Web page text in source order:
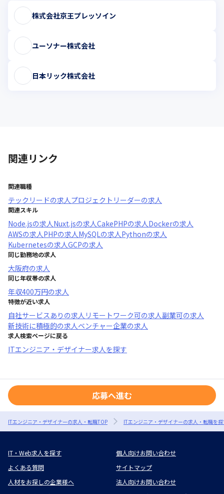
株式会社京王プレッソイン
ユーソナー株式会社
日本リック株式会社
関連リンク
関連職種
テックリードの求人プロジェクトリーダーの求人
関連スキル
Node.jsの求人Nuxt.jsの求人CakePHPの求人Dockerの求人
AWSの求人PHPの求人MySQLの求人Pythonの求人
Kubernetesの求人GCPの求人
同じ勤務地の求人
大阪府の求人
同じ年収帯の求人
年収400万円の求人
特徴が近い求人
自社サービスあり の求人 リモートワーク可の求人副業可の求人
新技術に積極的の求人ベンチャー企業の求人
求人検索ページに戻る
ITエンジニア・デザイナー求人を探す
応募へ進む
ITエンジニア・デザイナーの求人・転職TOP ITエンジニア・デザイナーの求人・転職を
IT・Web求人を探す
個人向けお問い合わせ
よくある質問
サイトマップ
人材をお探しの企業様へ
法人向けお問い合わせ